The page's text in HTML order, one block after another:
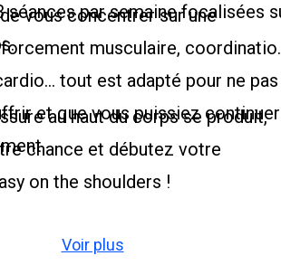
séances par semaine focalisées
vous concentrer sur une
musculaire,
tout est adapté pour ne pas
et que vous puissiez continuer
au haut du corps se produit,
chance et débutez votre
on the shoulders !
Voir plus